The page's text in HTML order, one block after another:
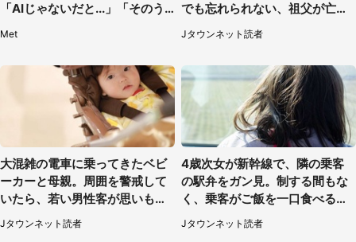
「AIじゃないだと...」「そのう
Met
でも忘れられない、祖父が亡く
なった夜に見た光景（30代女
性）
Jタウンネット読者
大混雑の電車に乗ってきたベビ
ーカーと母親。周囲を警戒して
いたら、若い男性客が思いもよ
らぬ行動に（東京都・50代女
性）
Jタウンネット読者
4歳次女が新幹線で、隣の乗客
の駅弁をガン見。制する間もな
く、乗客がご飯を一口食べると
（茨城県・50代女性）
Jタウンネット読者